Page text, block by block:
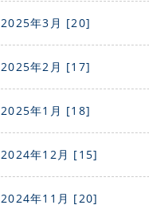
2025年3月 [20]
2025年2月 [17]
2025年1月 [18]
2024年12月 [15]
2024年11月 [20]